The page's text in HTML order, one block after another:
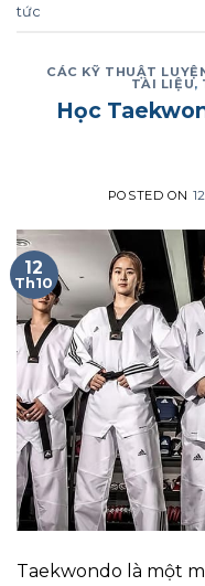
tức
CÁC KỸ THUẬT
TÀI LIỆU,
Học
POSTED ON
12
Th10
Taekwondo là một